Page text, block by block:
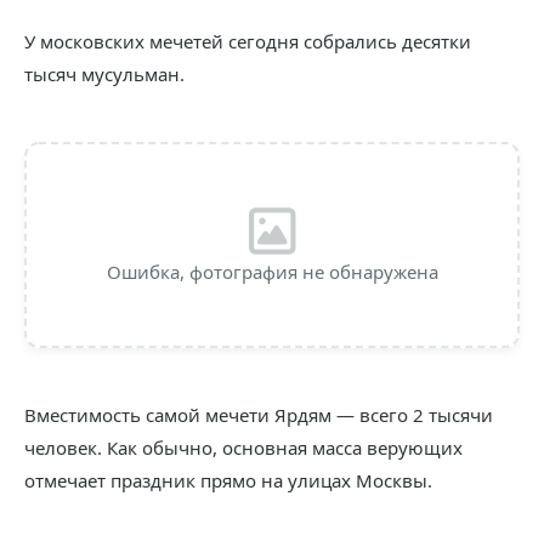
У московских мечетей сегодня собрались десятки
тысяч мусульман.
Ошибка, фотография не обнаружена
Вместимость самой мечети Ярдям — всего 2 тысячи
человек. Как обычно, основная масса верующих
отмечает праздник прямо на улицах Москвы.